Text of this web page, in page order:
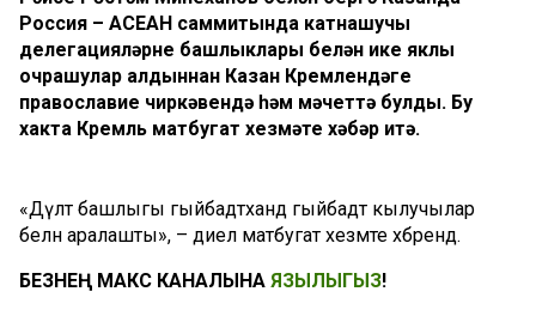
Россия – АСЕАН саммитында катнашучы
делегацияләрнең башлыклары белән ике яклы
очрашулар алдыннан Казан Кремлендәге
православие чиркәвендә һәм мәчеттә булды. Бу
хакта Кремль матбугат хезмәте хәбәр итә.
«Дәүләт башлыгы гыйбадәтханәдә гыйбадәт кылучылар
белән аралашты», – диелә матбугат хезмәте хәбәрендә.
БЕЗНЕҢ МАКС КАНАЛЫНА ЯЗЫЛЫГЫЗ!